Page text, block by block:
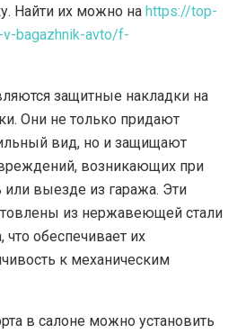
Найти их можно на https://top-
bagazhnik-avto/f-
защитные накладки на
Они не только придают
вид, но и защищают
возникающих при
выезде из гаража. Эти
из нержавеющей стали
что обеспечивает их
к механическим
в салоне можно установить